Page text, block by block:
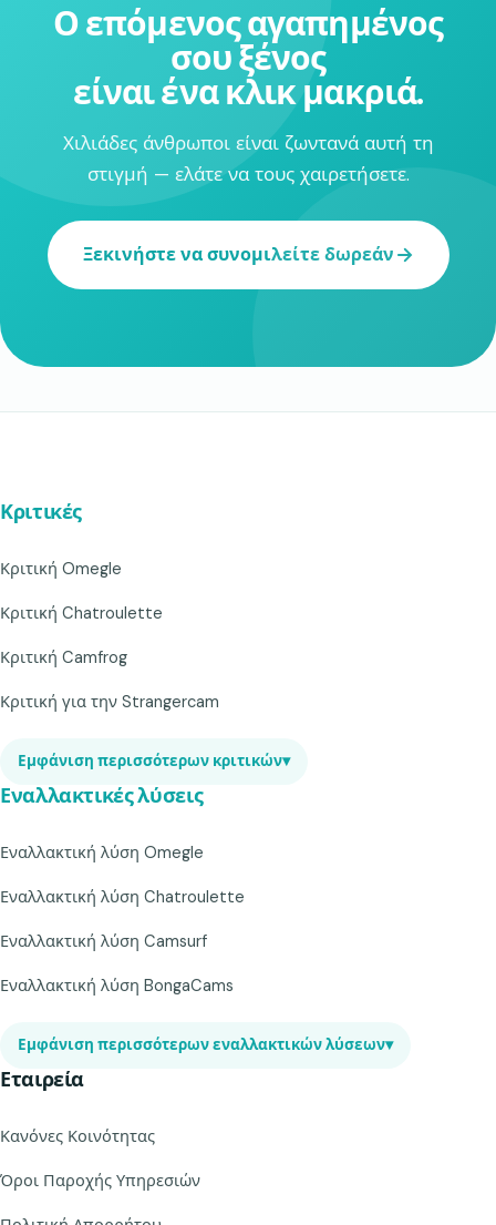
Ο επόμενος αγαπημένος
σου ξένος
είναι ένα κλικ μακριά.
Χιλιάδες άνθρωποι είναι ζωντανά αυτή τη
στιγμή — ελάτε να τους χαιρετήσετε.
Ξεκινήστε να συνομιλείτε δωρεάν
Κριτικές
Κριτική Omegle
Κριτική Chatroulette
Κριτική Camfrog
Κριτική για την Strangercam
Εμφάνιση περισσότερων κριτικών▾
Εναλλακτικές λύσεις
Εναλλακτική λύση Omegle
Εναλλακτική λύση Chatroulette
Εναλλακτική λύση Camsurf
Εναλλακτική λύση BongaCams
Εμφάνιση περισσότερων εναλλακτικών λύσεων▾
Εταιρεία
Κανόνες Κοινότητας
Όροι Παροχής Υπηρεσιών